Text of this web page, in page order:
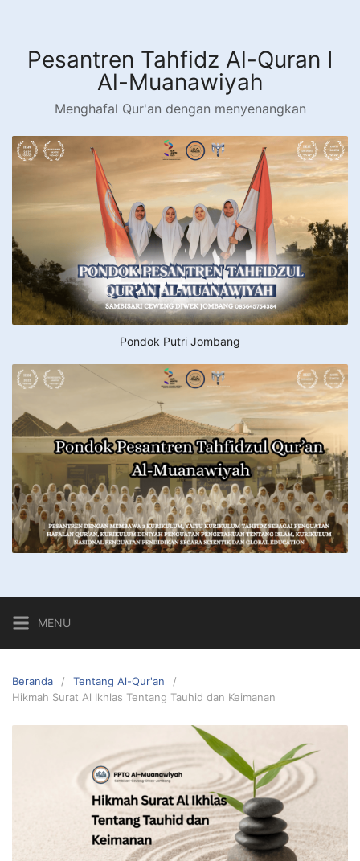
kontenPesantren Tahfidz Al-Quran I
Al-Muanawiyah
Menghafal Qur'an dengan menyenangkan
Pondok Putri Jombang
MENU
Beranda
Tentang Al-Qur'an
Hikmah Surat Al Ikhlas Tentang Tauhid dan Keimanan